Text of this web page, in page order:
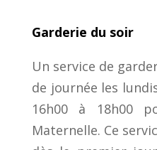
Garderie du soir
Un service de
de journée les
16h00 à 18h00
Maternelle. Ce